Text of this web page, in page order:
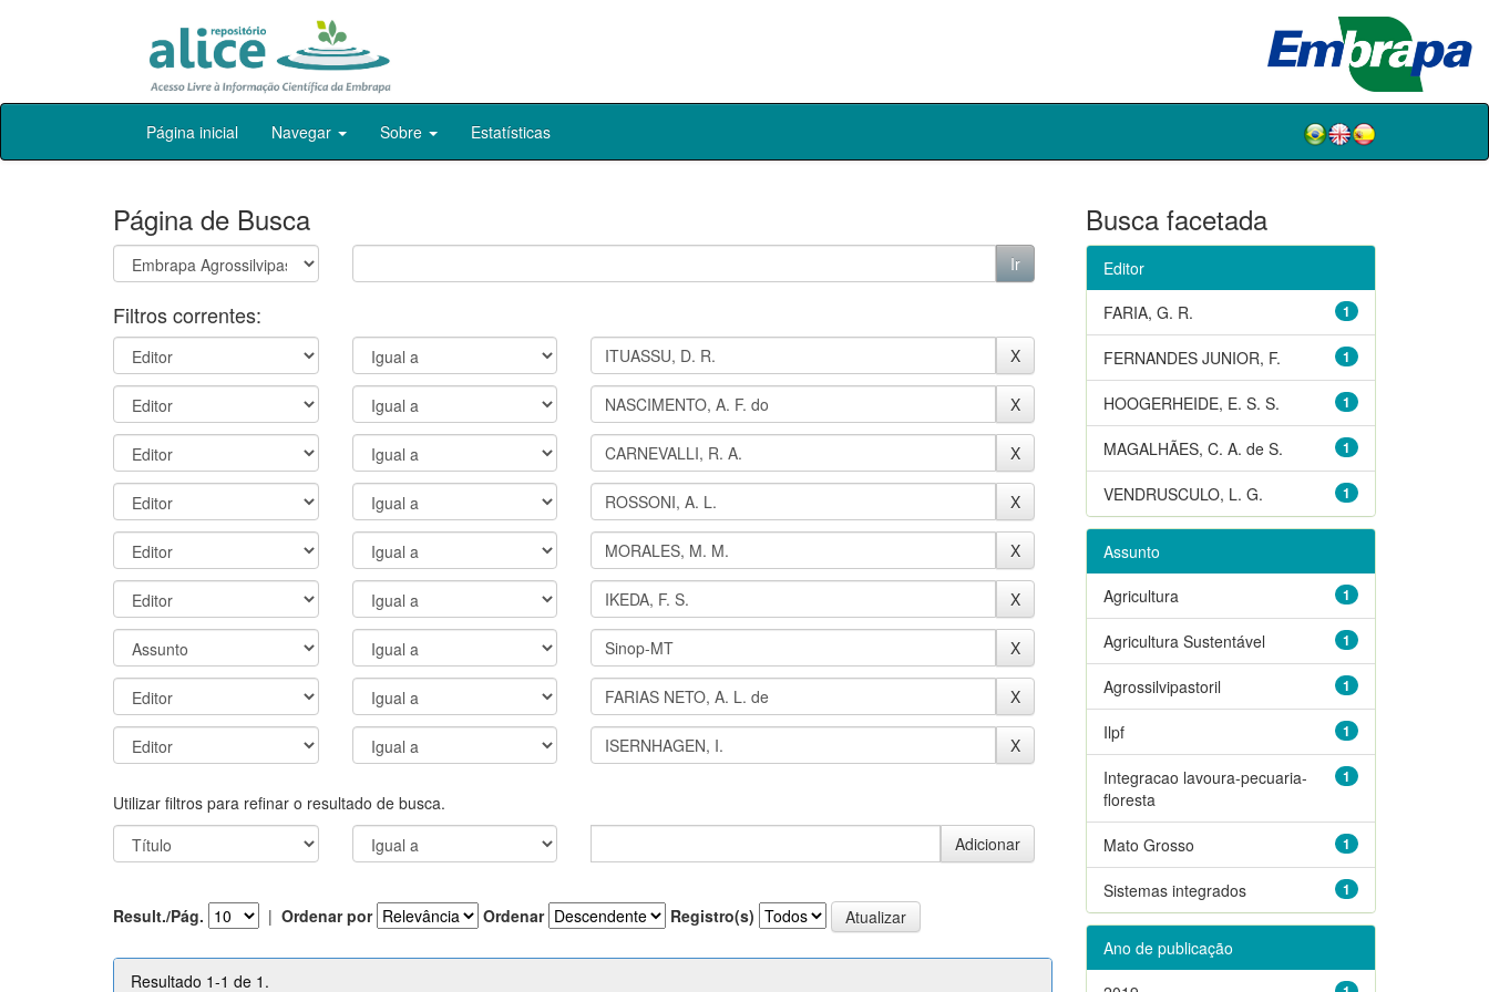
Skip
Página inicial Navegar Sobre Estatísticas
Página de Busca
Filtros correntes:
Utilizar filtros para refinar o resultado de busca.
Result./Pág. | Ordenar por Ordenar Registro(s)
Resultado 1-1 de 1.
Busca facetada
Editor
1
FARIA, G. R.
1
FERNANDES JUNIOR, F.
1
HOOGERHEIDE, E. S. S.
1
MAGALHÃES, C. A. de S.
1
VENDRUSCULO, L. G.
Assunto
1
Agricultura
1
Agricultura Sustentável
1
Agrossilvipastoril
1
Ilpf
1
Integracao lavoura-pecuaria-
floresta
1
Mato Grosso
1
Sistemas integrados
Ano de publicação